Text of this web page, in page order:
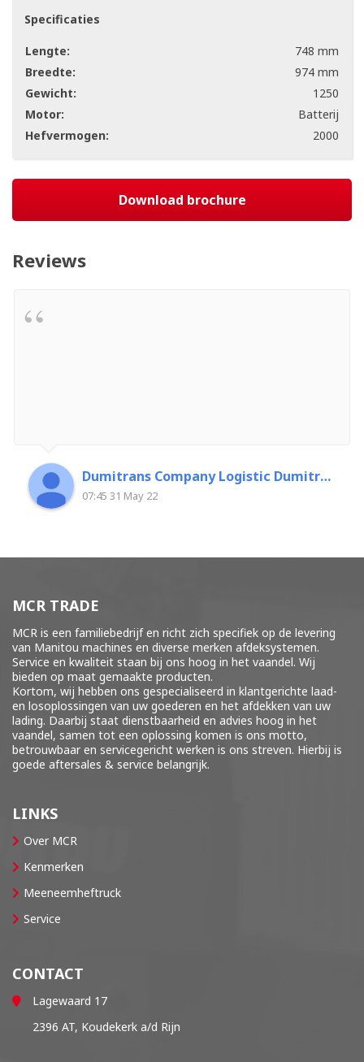
Specificaties
Lengte:
748 mm
Breedte:
974 mm
Gewicht:
1250
Motor:
Batterij
Hefvermogen:
2000
Download brochure
Reviews
Dumitrans Company Logistic Dumitrascu Florin
07:45 31 May 22
MCR TRADE
MCR is een familiebedrijf en richt zich specifiek op de levering
van Manitou machines en diverse merken afdeksystemen.
Service en kwaliteit staan bij ons hoog in het vaandel. Wij
bieden op maat gemaakte producten.
Kortom, wij hebben ons gespecialiseerd in klantgerichte laad-
en losoplossingen van uw goederen en het afdekken van uw
lading. Daarbij staat dienstbaarheid en advies hoog in het
vaandel, samen tot een oplossing komen is ons motto,
betrouwbaar en servicegericht werken is ons streven. Hierbij is
goede aftersales & service belangrijk.
LINKS
Over MCR
Kenmerken
Meeneemheftruck
Service
CONTACT
Lagewaard 17
2396 AT, Koudekerk a/d Rijn